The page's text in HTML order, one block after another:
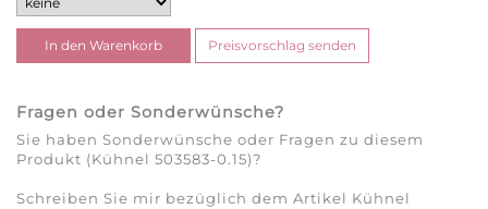
Fragen oder Sonderwünsche?
Sie haben Sonderwünsche oder Fragen zu diesem
Produkt (Kühnel 503583-0.15)?
Schreiben Sie mir bezüglich dem Artikel Kühnel